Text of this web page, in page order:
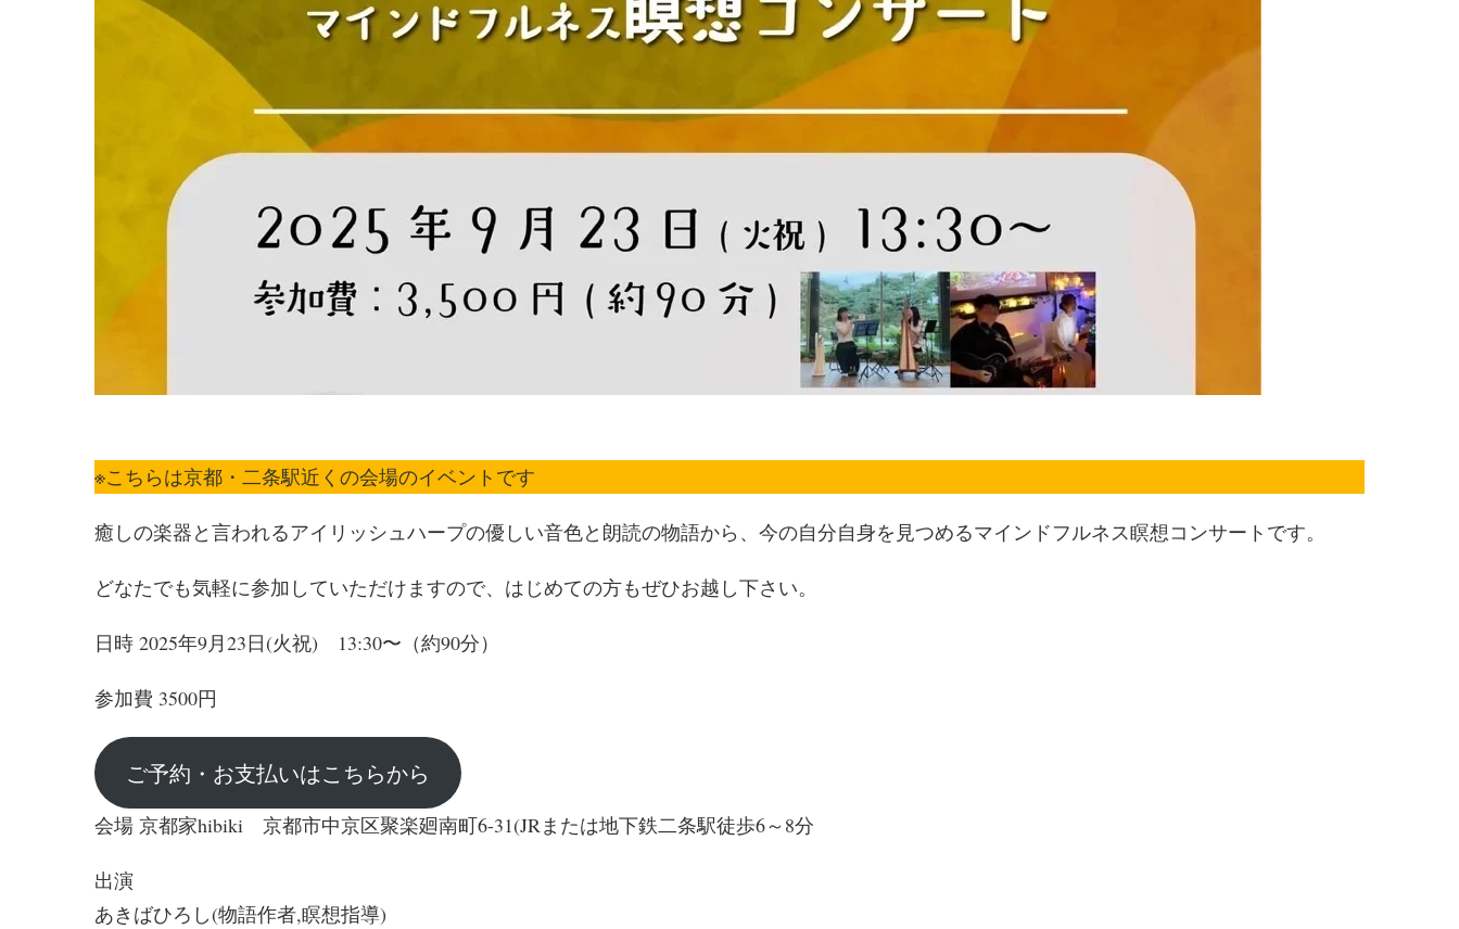
※こちらは京都・二条駅近くの会場のイベントです
癒しの楽器と言われるアイリッシュハープの優しい音色と朗読の物語から、今の自分自身を見つめるマインドフルネス瞑想コンサートです。
どなたでも気軽に参加していただけますので、はじめての方もぜひお越し下さい。
日時 2025年9月23日(火祝) 13:30〜（約90分）
参加費 3500円
ご予約・お支払いはこちらから
会場 京都家hibiki 京都市中京区聚楽廻南町6-31(JRまたは地下鉄二条駅徒歩6～8分
出演
あきばひろし(物語作者,瞑想指導)